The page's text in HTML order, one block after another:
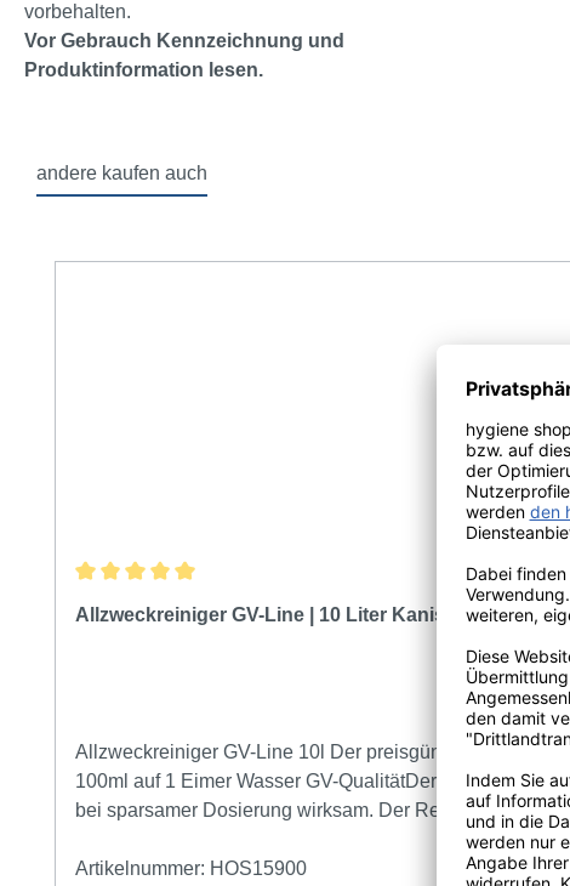
vorbehalten.
Vor Gebrauch Kennzeichnung und
Produktinformation lesen.
andere kaufen auch
Durchschnittliche Bewertung von 5 von 5 Sternen
Allzweckreiniger GV-Line | 10 Liter Kanister
Allzweckreiniger GV-Line 10l Der preisgünstiger Allzweckreiniger Reinigt alle feucht abwaschbaren Oberflächen Für die tägliche Unterhaltsreinigung Standard-Dosierung
100ml auf 1 Eimer Wasser GV-QualitätDer preisgünstiger Allzweckreiniger ist geeignet für Böden, Fenster und Rahmen, Kunststoffe und alle glatten Oberflächen. Er ist auch
bei sparsamer Dosierung wirksam. Der Reniger hat einen angenehm frischer Duft, der lange Zeit im Raum erhalten bleibt. Reinigt kraftvoll und schonend.Anwendung
Einfach den Allzweckreiniger GV in warmem Wasser
Piktogramm: Kein Piktogramm Gefahrwort: Kein Gefahrwort Gefahrenhinweise (H-Sätze): keine Sicherheitshinweise (P-Sätze): P102 Darf nicht in die Hände von Kindern
Artikelnummer: HOS15900